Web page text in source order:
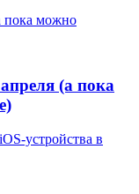
пока можно
(а пока
устройства в